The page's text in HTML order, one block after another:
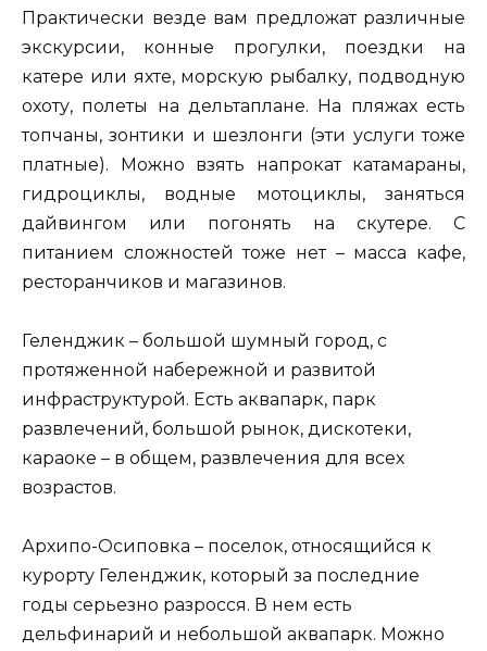
Практически везде вам предложат различные
экскурсии, конные прогулки, поездки на
катере или яхте, морскую рыбалку, подводную
охоту, полеты на дельтаплане. На пляжах есть
топчаны, зонтики и шезлонги (эти услуги тоже
платные). Можно взять напрокат катамараны,
гидроциклы, водные мотоциклы, заняться
дайвингом или погонять на скутере. С
питанием сложностей тоже нет – масса кафе,
ресторанчиков и магазинов.
Геленджик – большой шумный город, с
протяженной набережной и развитой
инфраструктурой. Есть аквапарк, парк
развлечений, большой рынок, дискотеки,
караоке – в общем, развлечения для всех
возрастов.
Архипо-Осиповка – поселок, относящийся к
курорту Геленджик, который за последние
годы серьезно разросся. В нем есть
дельфинарий и небольшой аквапарк. Можно